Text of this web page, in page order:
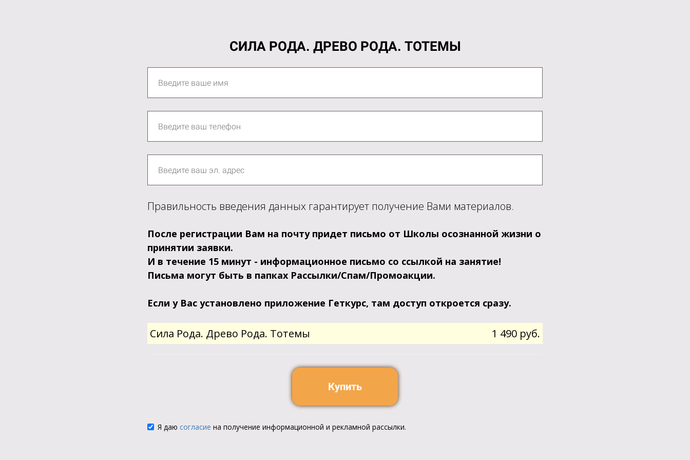
СИЛА РОДА. ДРЕВО РОДА. ТОТЕМЫ
Правильность введения данных гарантирует получение Вами материалов.
После регистрации Вам на почту придет письмо от Школы осознанной жизни о
принятии заявки.
И в течение 15 минут - информационное письмо со ссылкой на занятие!
Письма могут быть в папках Рассылки/Спам/Промоакции.
Если у Вас установлено приложение Геткурс, там доступ откроется сразу.
Сила Рода. Древо Рода. Тотемы 1 490 руб.
Купить
Я даю согласие на получение информационной и рекламной рассылки.